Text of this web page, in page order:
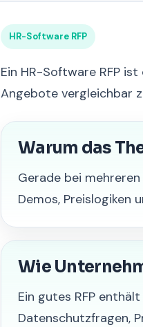
HR-Software RFP
Ein HR-Software RFP
Angebote vergleichbar
Warum das
Gerade bei
Demos, Preislogiken
Wie
Ein gutes RFP
Datenschutzfragen,